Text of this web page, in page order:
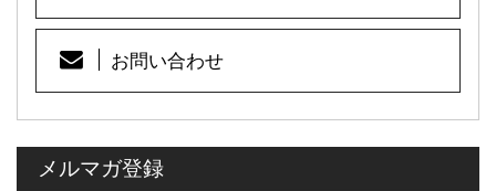
お問い合わせ
メルマガ登録